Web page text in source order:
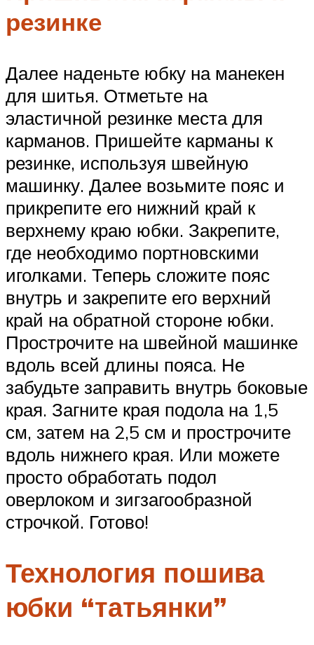
резинке
Далее наденьте юбку на манекен
для шитья. Отметьте на
эластичной резинке места для
карманов. Пришейте карманы к
резинке, используя швейную
машинку. Далее возьмите пояс и
прикрепите его нижний край к
верхнему краю юбки. Закрепите,
где необходимо портновскими
иголками. Теперь сложите пояс
внутрь и закрепите его верхний
край на обратной стороне юбки.
Прострочите на швейной машинке
вдоль всей длины пояса. Не
забудьте заправить внутрь боковые
края. Загните края подола на 1,5
см, затем на 2,5 см и прострочите
вдоль нижнего края. Или можете
просто обработать подол
оверлоком и зигзагообразной
строчкой. Готово!
Технология пошива
юбки “татьянки”